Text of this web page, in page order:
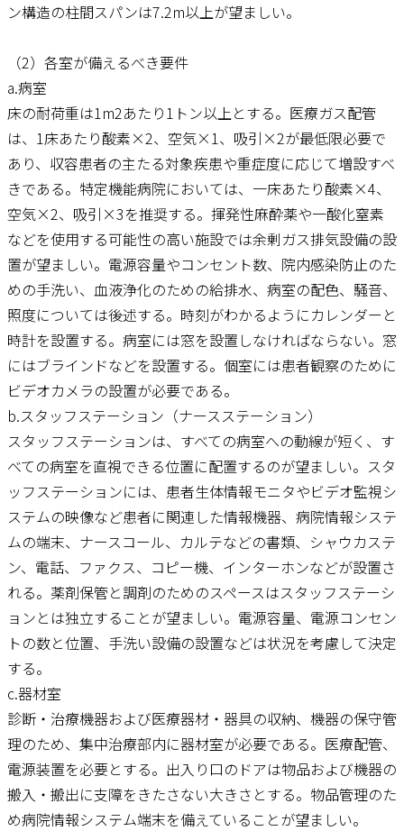
ン構造の柱間スパンは7.2m以上が望ましい。
（2）各室が備えるべき要件
a.病室
床の耐荷重は1m2あたり1トン以上とする。医療ガス配管
は、1床あたり酸素×2、空気×1、吸引×2が最低限必要で
あり、収容患者の主たる対象疾患や重症度に応じて増設すべ
きである。特定機能病院においては、一床あたり酸素×4、
空気×2、吸引×3を推奨する。揮発性麻酔薬や一酸化窒素
などを使用する可能性の高い施設では余剰ガス排気設備の設
置が望ましい。電源容量やコンセント数、院内感染防止のた
めの手洗い、血液浄化のための給排水、病室の配色、騒音、
照度については後述する。時刻がわかるようにカレンダーと
時計を設置する。病室には窓を設置しなければならない。窓
にはブラインドなどを設置する。個室には患者観察のために
ビデオカメラの設置が必要である。
b.スタッフステーション（ナースステーション）
スタッフステーションは、すべての病室への動線が短く、す
べての病室を直視できる位置に配置するのが望ましい。スタ
ッフステーションには、患者生体情報モニタやビデオ監視シ
ステムの映像など患者に関連した情報機器、病院情報システ
ムの端末、ナースコール、カルテなどの書類、シャウカステ
ン、電話、ファクス、コピー機、インターホンなどが設置さ
れる。薬剤保管と調剤のためのスペースはスタッフステーシ
ョンとは独立することが望ましい。電源容量、電源コンセン
トの数と位置、手洗い設備の設置などは状況を考慮して決定
する。
c.器材室
診断・治療機器および医療器材・器具の収納、機器の保守管
理のため、集中治療部内に器材室が必要である。医療配管、
電源装置を必要とする。出入り口のドアは物品および機器の
搬入・搬出に支障をきたさない大きさとする。物品管理のた
め病院情報システム端末を備えていることが望ましい。